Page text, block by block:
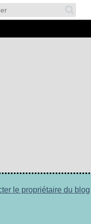
le propriétaire du blog